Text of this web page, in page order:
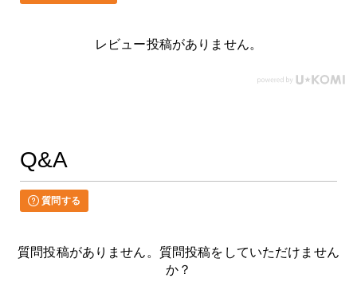
レビュー投稿がありません。
Q&A
質問する
質問投稿がありません。質問投稿をしていただけません
か？